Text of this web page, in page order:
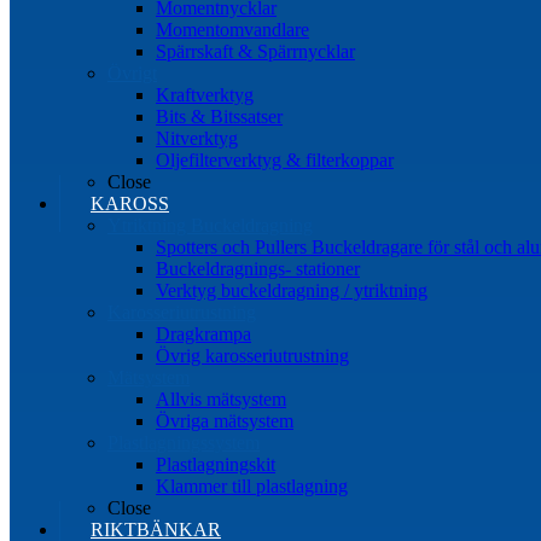
Momentnycklar
Momentomvandlare
Spärrskaft & Spärrnycklar
Kraftverktyg
Bits & Bitssatser
Nitverktyg
Oljefilterverktyg & filterkoppar
Close
KAROSS
Spotters och Pullers Buckeldragare för stål och
Buckeldragnings- stationer
Verktyg buckeldragning / ytriktning
Dragkrampa
Övrig karosseriutrustning
Allvis mätsystem
Övriga mätsystem
Plastlagningskit
Klammer till plastlagning
Close
RIKTBÄNKAR